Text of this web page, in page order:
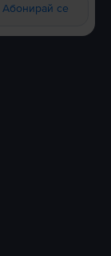
Абонирай се